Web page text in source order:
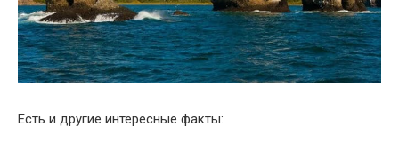
Есть и другие интересные факты: